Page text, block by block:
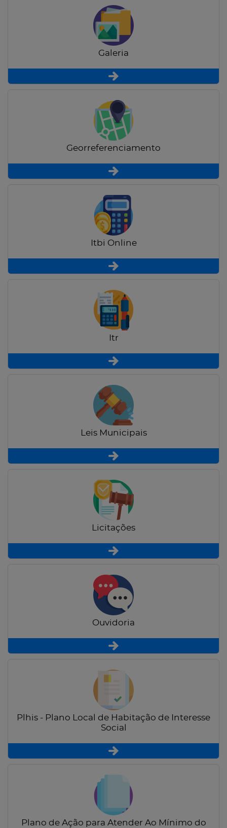
Galeria
Georreferenciamento
Itbi Online
Itr
Leis Municipais
Licitações
Ouvidoria
Plhis - Plano Local de Habitação de Interesse
Social
Plano de Ação para Atender Ao Mínimo do